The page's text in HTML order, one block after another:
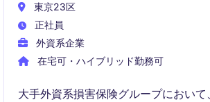
東京23区
正社員
外資系企業
在宅可・ハイブリッド勤務可
大手外資系損害保険グループにおい